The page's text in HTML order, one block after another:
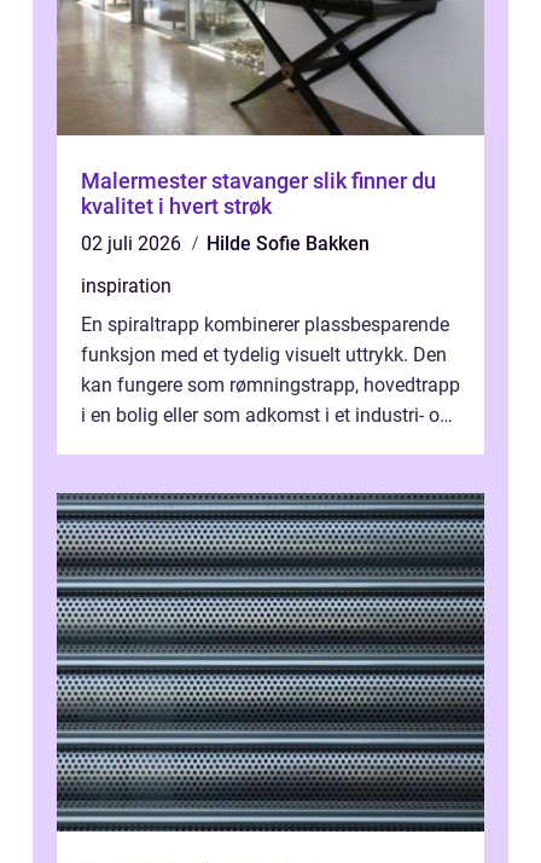
Malermester stavanger slik finner du
kvalitet i hvert strøk
02 juli 2026
Hilde Sofie Bakken
inspiration
En spiraltrapp kombinerer plassbesparende
funksjon med et tydelig visuelt uttrykk. Den
kan fungere som rømningstrapp, hovedtrapp
i en bolig eller som adkomst i et industri- og